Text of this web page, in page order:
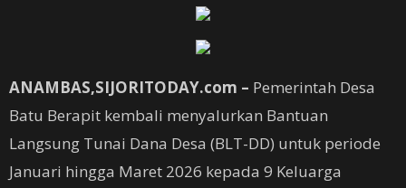
‎ANAMBAS,SIJORITODAY.com – Pemerintah Desa
Batu Berapit kembali menyalurkan Bantuan
Langsung Tunai Dana Desa (BLT-DD) untuk periode
Januari hingga Maret 2026 kepada 9 Keluarga